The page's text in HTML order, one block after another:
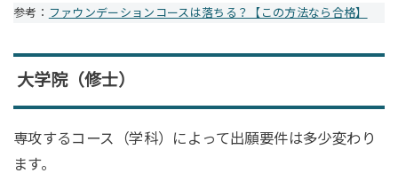
参考： ファウンデーションコースは落ちる？【この方法なら合格】
大学院（修士）
専攻するコース（学科）によって出願要件は多少変わり
ます。